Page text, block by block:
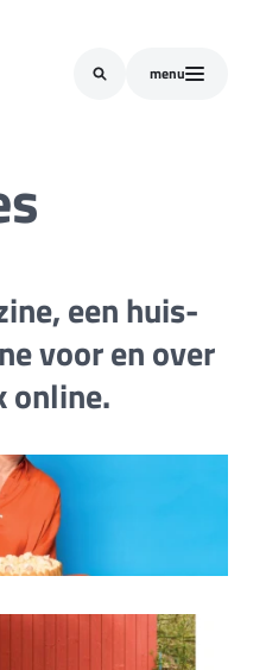
menu
een huis-
voor en over
online.